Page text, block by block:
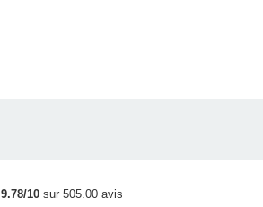
9.78/10sur 505.00 avis